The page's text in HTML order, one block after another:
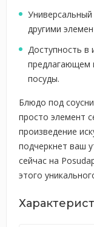
другими
Доступность в
предлагающем
посуды.
Блюдо под
просто элемент
произведение
подчеркнет ваш
сейчас на
этого